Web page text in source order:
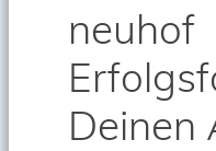
neuhof
Deinen